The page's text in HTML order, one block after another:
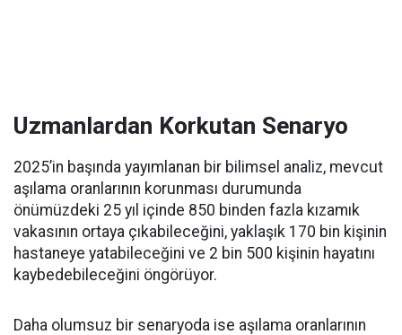
Uzmanlardan Korkutan Senaryo
2025’in başında yayımlanan bir bilimsel analiz, mevcut
aşılama oranlarının korunması durumunda
önümüzdeki 25 yıl içinde 850 binden fazla kızamık
vakasının ortaya çıkabileceğini, yaklaşık 170 bin kişinin
hastaneye yatabileceğini ve 2 bin 500 kişinin hayatını
kaybedebileceğini öngörüyor.
Daha olumsuz bir senaryoda ise aşılama oranlarının